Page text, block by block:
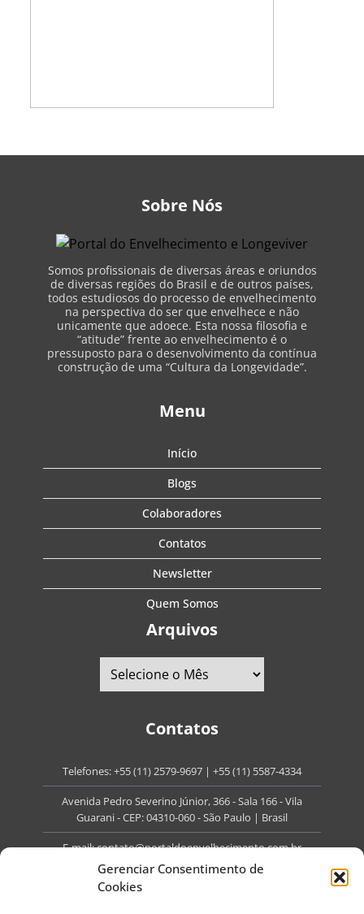
Gerenciar Consentimento de
Cookies
Sobre Nós
Somos profissionais de diversas áreas e oriundos
de diversas regiões do Brasil e de outros países,
todos estudiosos do processo de envelhecimento
na perspectiva do ser que envelhece e não
unicamente que adoece. Esta nossa filosofia e
“atitude” frente ao envelhecimento é o
pressuposto para o desenvolvimento da contínua
construção de uma “Cultura da Longevidade”.
Menu
Início
Blogs
Colaboradores
Contatos
Newsletter
Quem Somos
Arquivos
Contatos
Telefones:+55 (11) 2579-9697 | +55 (11) 5587-4334
Avenida Pedro Severino Júnior, 366 - Sala 166 - Vila
Guarani - CEP: 04310-060 - São Paulo | Brasil
E-mail:contato@portaldoenvelhecimento.com.br
Website:portaldoenvelhecimento.com.br